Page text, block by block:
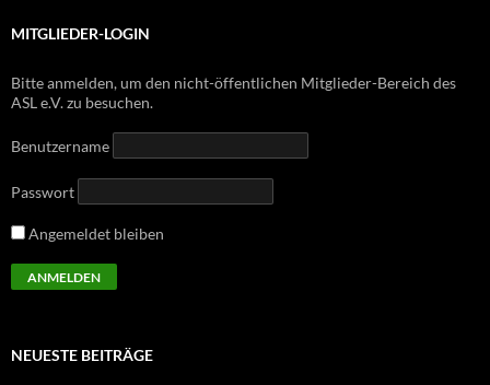
MITGLIEDER-LOGIN
Bitte anmelden, um den nicht-öffentlichen Mitglieder-Bereich des
ASL e.V. zu besuchen.
Benutzername
Passwort
Angemeldet bleiben
NEUESTE BEITRÄGE